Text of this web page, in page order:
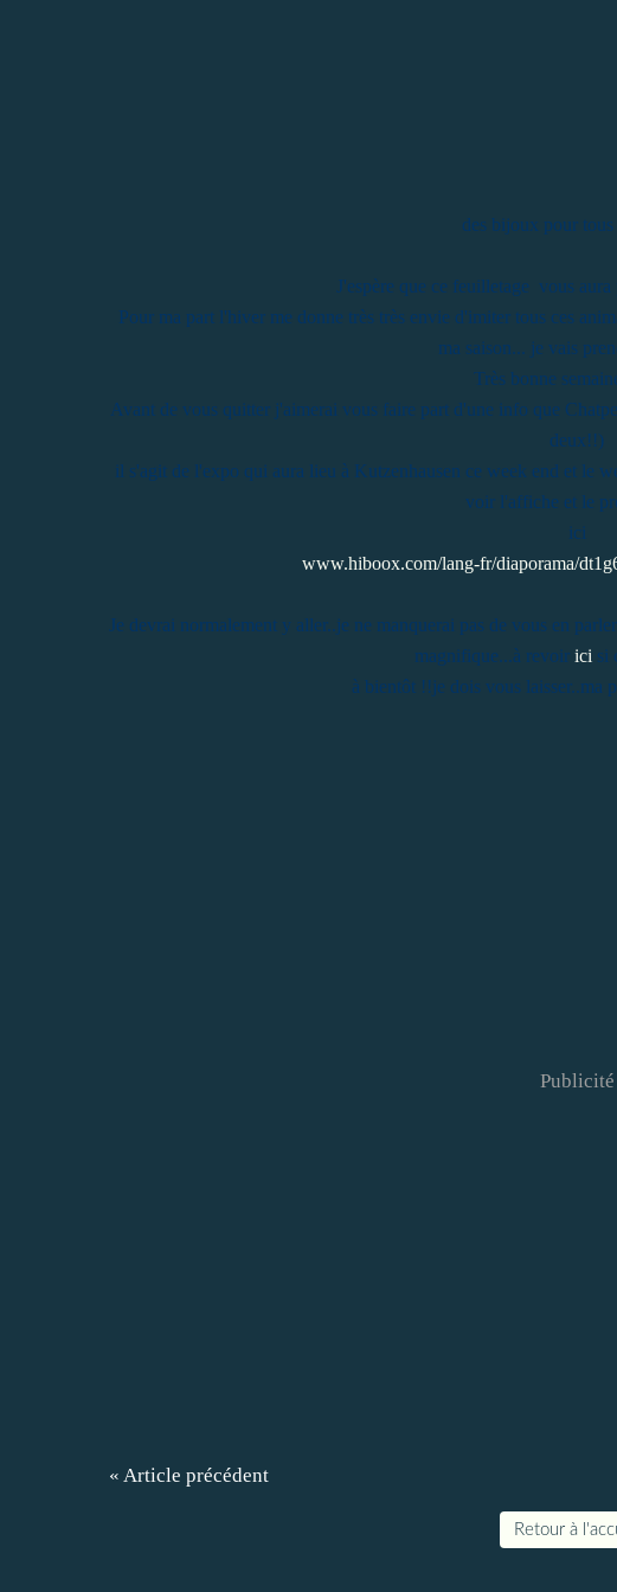
des bijoux pour tous
J'espère que ce feuilletage vous
Pour ma part l'hiver me donne très très envie d'imiter tous ces
ma saison... je vais
Très bonne
Avant de vous quitter j'aimerai vous faire part d'une info que
deux!!)
il s'agit de l'expo qui aura lieu à Kutzenhausen ce week end et le
voir l'affiche et le
ici
www.hiboox.com/lang-fr/diaporama/
Je devrai normalement y aller..je ne manquerai pas de vous en
magnifique...à revoir ici si
à bientôt !!je dois vous laisser..ma
Publicité
« Article précédent
Retour à